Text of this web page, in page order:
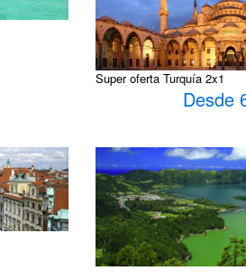
Super oferta Turquía 2x1
Desde